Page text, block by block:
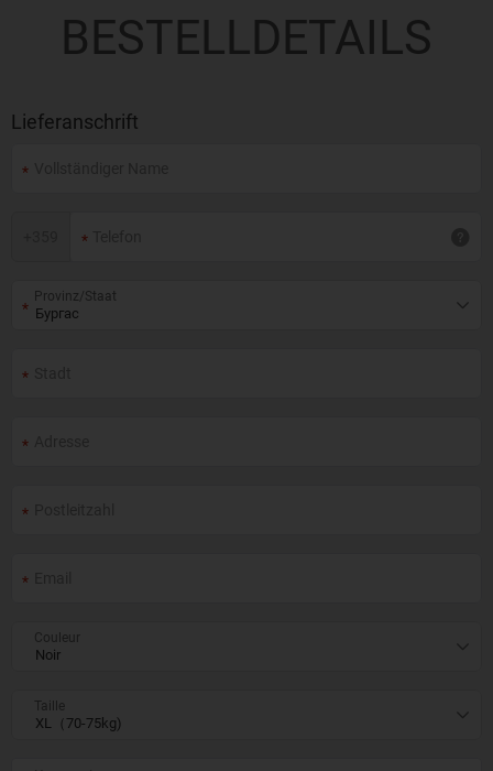
BESTELLDETAILS
Lieferanschrift
Provinz/Staat
Couleur
Taille